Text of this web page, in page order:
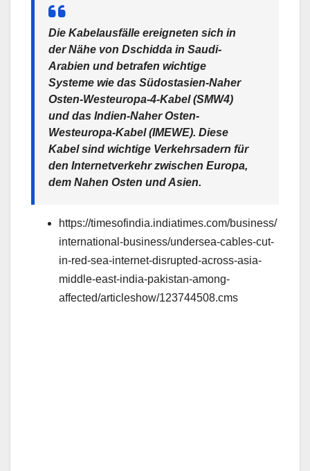
Die Kabelausfälle ereigneten sich in
der Nähe von Dschidda in Saudi-
Arabien und betrafen wichtige
Systeme wie das Südostasien-Naher
Osten-Westeuropa-4-Kabel (SMW4)
und das Indien-Naher Osten-
Westeuropa-Kabel (IMEWE). Diese
Kabel sind wichtige Verkehrsadern für
den Internetverkehr zwischen Europa,
dem Nahen Osten und Asien.
https://timesofindia.indiatimes.com/business/
international-business/undersea-cables-cut-
in-red-sea-internet-disrupted-across-asia-
middle-east-india-pakistan-among-
affected/articleshow/123744508.cms